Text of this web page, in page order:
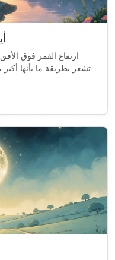
ارتفاع القمر فوق
تشعر بطريقة ما بأنها